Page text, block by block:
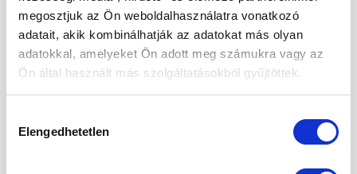
megosztjuk az Ön weboldalhasználatra vonatkozó
adatait, akik kombinálhatják az adatokat más olyan
adatokkal, amelyeket Ön adott meg számukra vagy az
Ön által használt más szolgáltatásokból gyűjtöttek.
kiválasztása
Elengedhetetlen
bűntudat nélkül
POSTED ON2021.02.05.